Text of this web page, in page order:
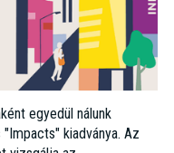
egyedül nálunk
kiadványa. Az